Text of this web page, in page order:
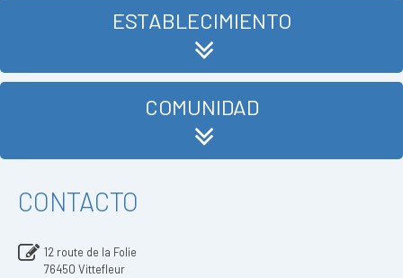
ESTABLECIMIENTO
COMUNIDAD
CONTACTO
12 route de la Folie
76450 Vittefleur